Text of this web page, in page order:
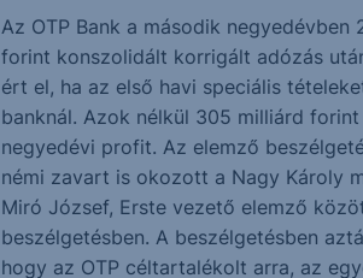
Az OTP Bank a második negyedévben
forint konszolidált korrigált adózás
ért el, ha az első havi speciális
banknál. Azok nélkül 305 milliárd
negyedévi profit. Az elemző
némi zavart is okozott a Nagy Károly
Miró József, Erste vezető elemző
beszélgetésben. A beszélgetésben
hogy az OTP céltartalékolt arra, az